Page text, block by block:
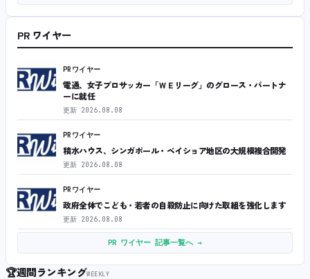
PR ワイヤー
PRワイヤー
電通、女子プロサッカー「ＷＥリーグ」のグロース・パートナ
ーに就任
更新 2026.08.08
PRワイヤー
積水ハウス、シンガポール・ベイショア地区の大規模複合開発
更新 2026.08.08
PRワイヤー
政府全体でこども・若者の自殺防止に向けた取組を強化します
更新 2026.08.08
PR ワイヤー 記事一覧へ →
🏆週間ランキングWEEKLY